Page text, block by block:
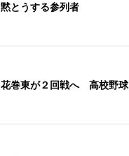
黙とうする参列者
花巻東が２回戦へ 高校野球